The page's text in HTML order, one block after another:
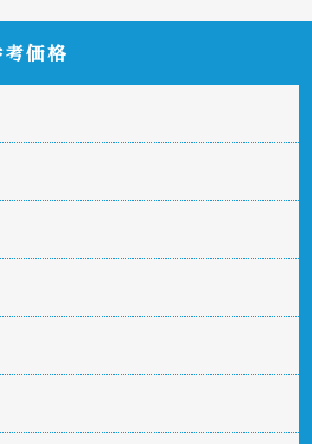
の割れ・欠けを放置するとどうなる？修
ました。
遮熱性を向上させる方法とは？」の記事
の原因とは？美観と機能性を守る塗装タ
た。
価格